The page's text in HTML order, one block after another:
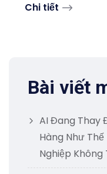
Chi tiết
Bài viết
AI Đang Thay
Hàng Như
Nghiệp Không